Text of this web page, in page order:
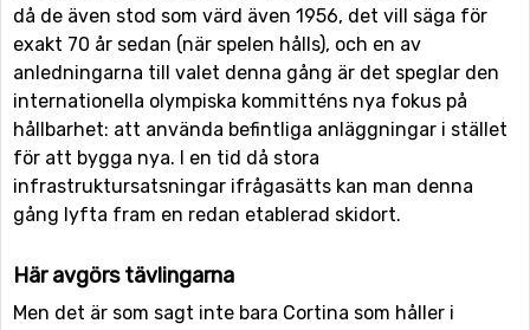
då de även stod som värd även 1956, det vill säga för
exakt 70 år sedan (när spelen hålls), och en av
anledningarna till valet denna gång är det speglar den
internationella olympiska kommitténs nya fokus på
hållbarhet: att använda befintliga anläggningar i stället
för att bygga nya. I en tid då stora
infrastruktursatsningar ifrågasätts kan man denna
gång lyfta fram en redan etablerad skidort.
Här avgörs tävlingarna
Men det är som sagt inte bara Cortina som håller i